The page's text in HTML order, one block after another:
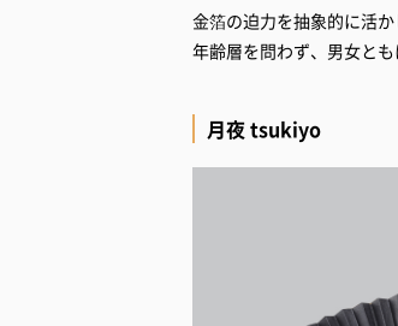
金箔の迫力を抽象的に活
年齢層を問わず、男女とも
月夜 tsukiyo